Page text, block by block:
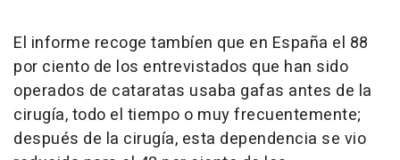
El informe recoge tambíen que en España el 88
por ciento de los entrevistados que han sido
operados de cataratas usaba gafas antes de la
cirugía, todo el tiempo o muy frecuentemente;
después de la cirugía, esta dependencia se vio